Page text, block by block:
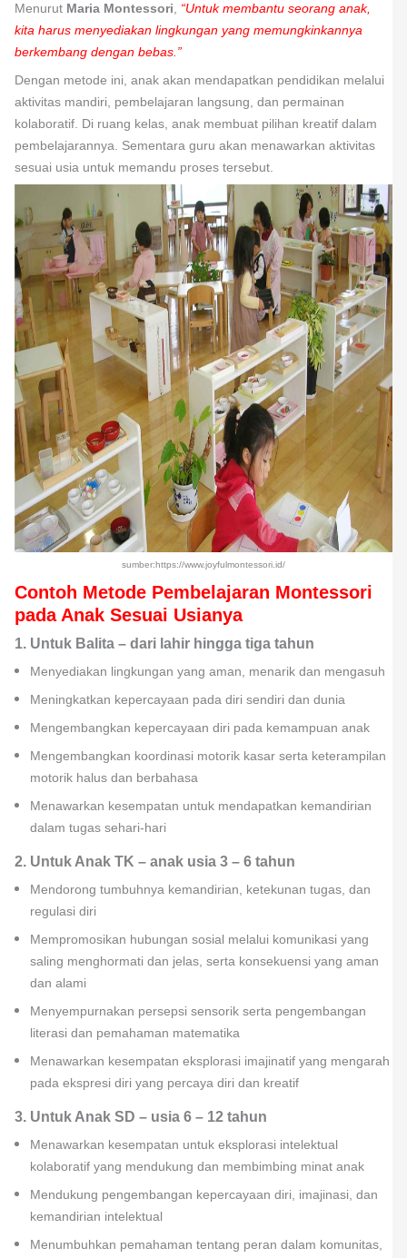
Menurut Maria Montessori
“Untuk membantu seorang anak,
kita harus menyediakan lingkungan yang memungkinkannya
berkembang dengan bebas.”
Dengan metode ini, anak akan mendapatkan pendidikan melalui
aktivitas mandiri, pembelajaran langsung, dan permainan
kolaboratif. Di ruang kelas, anak membuat pilihan kreatif dalam
pembelajarannya. Sementara guru akan menawarkan aktivitas
sesuai usia untuk memandu proses tersebut.
sumber:https://www.joyfulmontessori.id/
Contoh Metode Pembelajaran Montessori
pada Anak Sesuai Usianya
1. Untuk Balita – dari lahir hingga tiga tahun
Menyediakan lingkungan yang aman, menarik dan mengasuh
Meningkatkan kepercayaan pada diri sendiri dan dunia
Mengembangkan kepercayaan diri pada kemampuan anak
Mengembangkan koordinasi motorik kasar serta keterampilan
motorik halus dan berbahasa
Menawarkan kesempatan untuk mendapatkan kemandirian
dalam tugas sehari-hari
2. Untuk Anak TK – anak usia 3 – 6 tahun
Mendorong tumbuhnya kemandirian, ketekunan tugas, dan
regulasi diri
Mempromosikan hubungan sosial melalui komunikasi yang
saling menghormati dan jelas, serta konsekuensi yang aman
dan alami
Menyempurnakan persepsi sensorik serta pengembangan
literasi dan pemahaman matematika
Menawarkan kesempatan eksplorasi imajinatif yang mengarah
pada ekspresi diri yang percaya diri dan kreatif
3. Untuk Anak SD – usia 6 – 12 tahun
Menawarkan kesempatan untuk eksplorasi intelektual
kolaboratif yang mendukung dan membimbing minat anak
Mendukung pengembangan kepercayaan diri, imajinasi, dan
kemandirian intelektual
Menumbuhkan pemahaman tentang peran dalam komunitas,